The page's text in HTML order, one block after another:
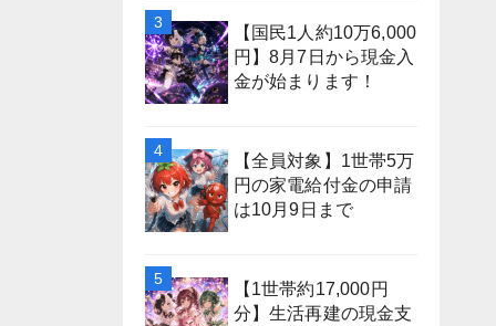
【国民1人約10万6,000
円】8月7日から現金入
金が始まります！
【全員対象】1世帯5万
円の家電給付金の申請
は10月9日まで
【1世帯約17,000円
分】生活再建の現金支